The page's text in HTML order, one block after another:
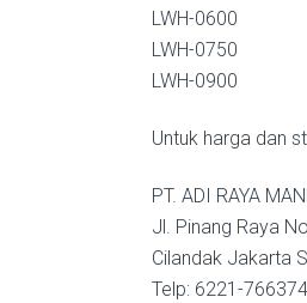
LWH-0600
LWH-0750
LWH-0900
Untuk harga dan
PT. ADI RAYA
Jl. Pinang Raya
Cilandak Jakarta
Telp: 6221-